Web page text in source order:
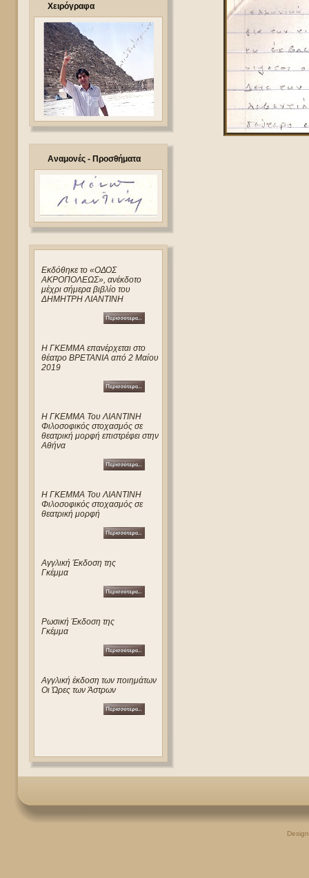
Χειρόγραφα
Αναμονές - Προσθήματα
Eκδόθηκε το «ΟΔΟΣ
ΑΚΡΟΠΟΛΕΩΣ», ανέκδοτο
μέχρι σήμερα βιβλίο του
ΔΗΜΗΤΡΗ ΛΙΑΝΤΙΝΗ
Η ΓΚΕΜΜΑ επανέρχεται στο
θέατρο ΒΡΕΤΑΝΙΑ από 2 Μαίου
2019
Η ΓΚΕΜΜΑ Του ΛΙΑΝΤΙΝΗ
Φιλοσοφικός στοχασμός σε
θεατρική μορφή επιστρέφει στην
Αθήνα
Η ΓΚΕΜΜΑ Του ΛΙΑΝΤΙΝΗ
Φιλοσοφικός στοχασμός σε
θεατρική μορφή
Αγγλική Έκδοση της
Γκέμμα
Ρωσική Έκδοση της
Γκέμμα
Αγγλική έκδοση των ποιημάτων
Οι Ώρες των Άστρων